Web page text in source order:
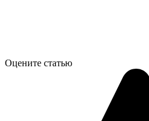
Оцените статью